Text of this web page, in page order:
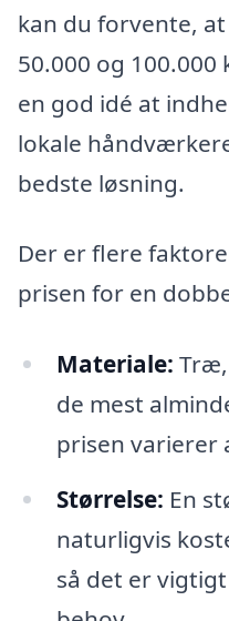
kan du forvente,
50.000 og
en god idé at
lokale
bedste løsning.
Der er flere
prisen for en
Materiale:
de mest
prisen varierer
Størrelse: En
naturligvis
så det er